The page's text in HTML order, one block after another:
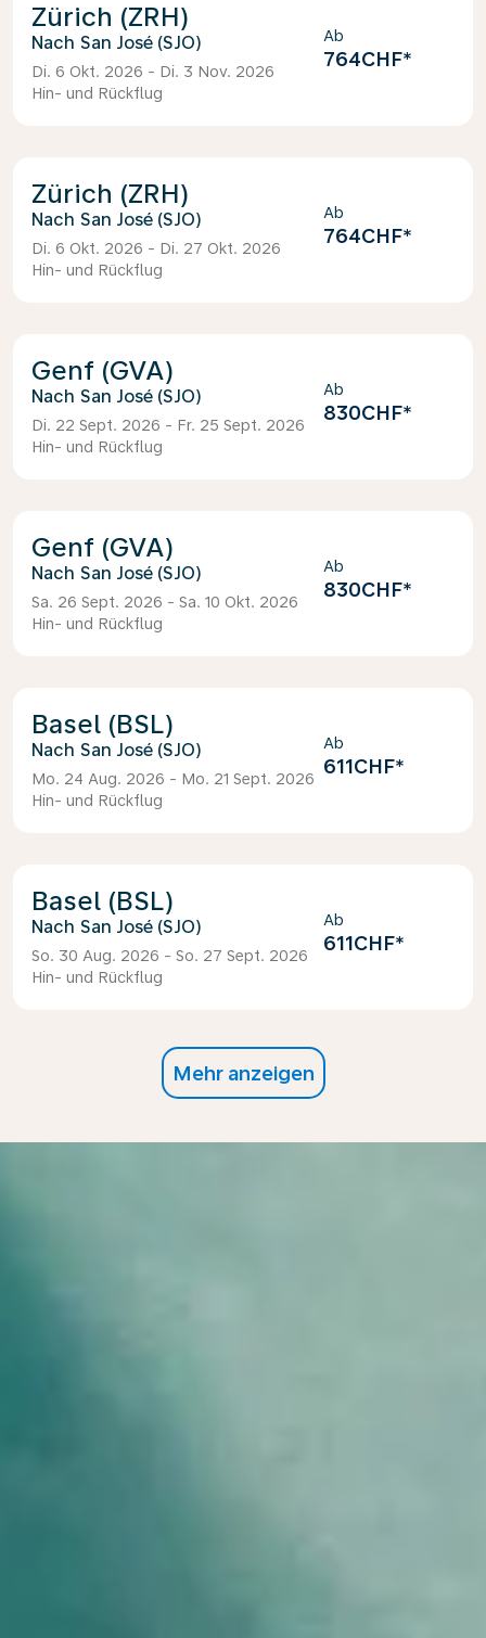
Zürich (ZRH)
San José (SJO)
Di. 6 Okt. 2026 - Di. 3 Nov. 2026
Hin- und Rückflug
Ab
764CHF*
Zürich (ZRH)
San José (SJO)
Di. 6 Okt. 2026 - Di. 27 Okt. 2026
Hin- und Rückflug
Ab
764CHF*
Genf (GVA)
San José (SJO)
Di. 22 Sept. 2026 - Fr. 25 Sept. 2026
Hin- und Rückflug
Ab
830CHF*
Genf (GVA)
San José (SJO)
Sa. 26 Sept. 2026 - Sa. 10 Okt. 2026
Hin- und Rückflug
Ab
830CHF*
Basel (BSL)
San José (SJO)
Mo. 24 Aug. 2026 - Mo. 21 Sept. 2026
Hin- und Rückflug
Ab
611CHF*
Basel (BSL)
San José (SJO)
So. 30 Aug. 2026 - So. 27 Sept. 2026
Hin- und Rückflug
Ab
611CHF*
Mehr anzeigen